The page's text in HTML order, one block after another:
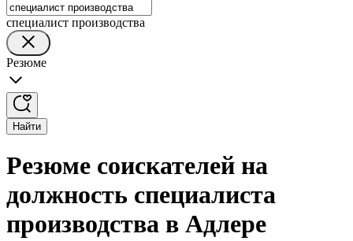
специалист производства
Резюме
Найти
Резюме соискателей на
должность специалиста
производства в Адлере